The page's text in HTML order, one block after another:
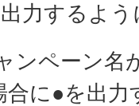
力するよ
ンペーン名
合に●を出力